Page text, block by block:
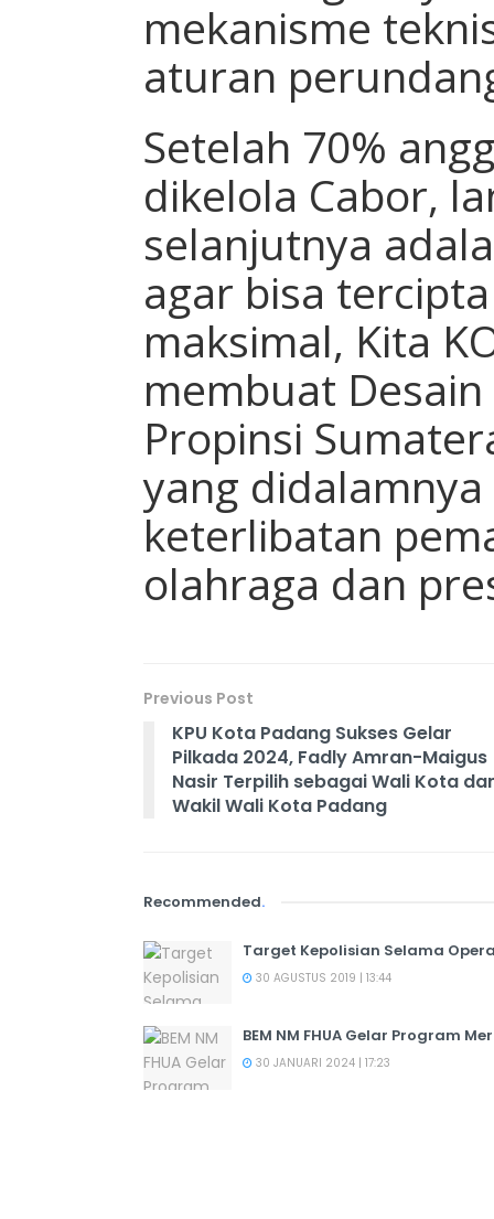
mekanisme
aturan
Setelah 70%
dikelola Cabor,
selanjutnya
agar bisa
maksimal, Kita
membuat
Propinsi
yang
keterlibatan
olahraga dan
Previous Post
KPU Kota Padang Sukses Gelar
Pilkada 2024, Fadly Amran-Maigus
Nasir Terpilih sebagai Wali Kota
Wakil Wali Kota Padang
Recommended.
Target Kepolisian Selama
30 AGUSTUS 2019 | 13:44
BEM NM FHUA Gelar Program
30 JANUARI 2024 | 17:23